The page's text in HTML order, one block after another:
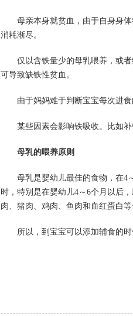
母亲本身就贫血，由于自身身
消耗渐尽。
仅以含铁量少的母乳喂养，或
可导致缺铁性贫血。
由于妈妈难于判断宝宝每次进
某些因素会影响铁吸收。比如补
母乳的喂养原则
母乳是婴幼儿最佳的食物，在4
时，特别是在婴幼儿4～6个月以后
肉、猪肉、鸡肉、鱼肉和血红蛋白
所以，到宝宝可以添加辅食的